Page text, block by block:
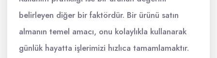
belirleyen diğer bir faktördür. Bir ürünü satın
almanın temel amacı, onu kolaylıkla kullanarak
günlük hayatta işlerimizi hızlıca tamamlamaktır.